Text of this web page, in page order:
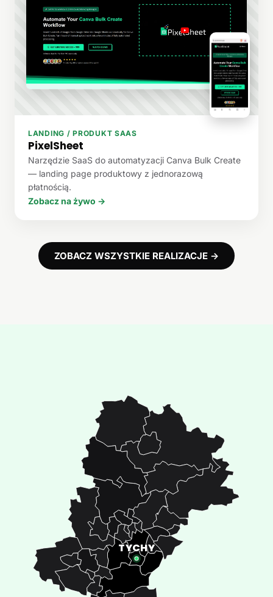
LANDING / PRODUKT SAAS
PixelSheet
Narzędzie SaaS do automatyzacji Canva Bulk Create
— landing page produktowy z jednorazową
płatnością.
Zobacz na żywo →
ZOBACZ WSZYSTKIE REALIZACJE →